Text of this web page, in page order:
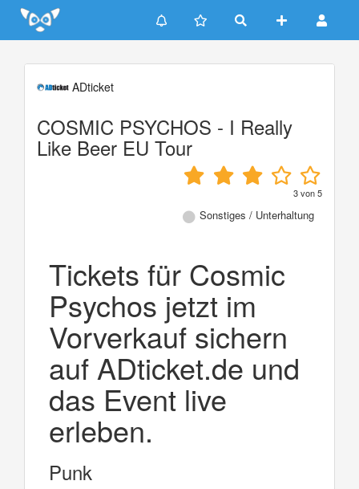
Update cookies preferences
ADticket
COSMIC PSYCHOS - I Really
Like Beer EU Tour
3von5
Sonstiges / Unterhaltung
Tickets für Cosmic
Psychos jetzt im
Vorverkauf sichern
auf ADticket.de und
das Event live
erleben.
Punk